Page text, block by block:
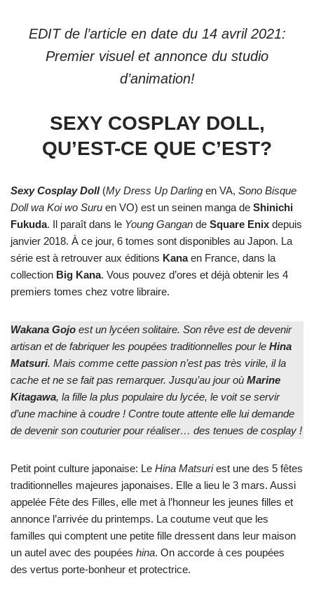
EDIT de l’article en date du 14 avril 2021:
Premier visuel et annonce du studio
d’animation!
SEXY COSPLAY DOLL,
QU’EST-CE QUE C’EST?
Sexy Cosplay Doll(My Dress Up Darling en VA, Sono Bisque
Doll wa Koi wo Suru en VO) est un seinen manga de Shinichi
Fukuda. Il paraît dans le Young Gangan de Square Enix depuis
janvier 2018. À ce jour, 6 tomes sont disponibles au Japon. La
série est à retrouver aux éditions Kanaen France, dans la
collection Big Kana. Vous pouvez d’ores et déjà obtenir les 4
premiers tomes chez votre libraire.
Wakana Gojo est un lycéen solitaire. Son rêve est de devenir
artisan et de fabriquer les poupées traditionnelles pour le Hina
Matsuri. Mais comme cette passion n’est pas très virile, il la
cache et ne se fait pas remarquer. Jusqu’au jour où Marine
Kitagawa, la fille la plus populaire du lycée, le voit se servir
d’une machine à coudre ! Contre toute attente elle lui demande
de devenir son couturier pour réaliser… des tenues de cosplay !
Petit point culture japonaise: Le Hina Matsuriest une des 5 fêtes
traditionnelles majeures japonaises. Elle a lieu le 3 mars. Aussi
appelée Fête des Filles, elle met à l’honneur les jeunes filles et
annonce l’arrivée du printemps. La coutume veut que les
familles qui comptent une petite fille dressent dans leur maison
un autel avec des poupées hina. On accorde à ces poupées
des vertus porte-bonheur et protectrice.